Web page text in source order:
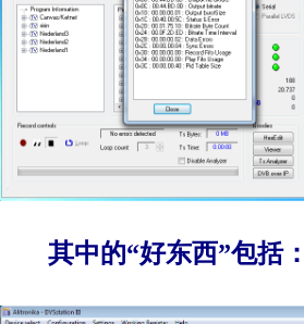
其中的“好东西”包括